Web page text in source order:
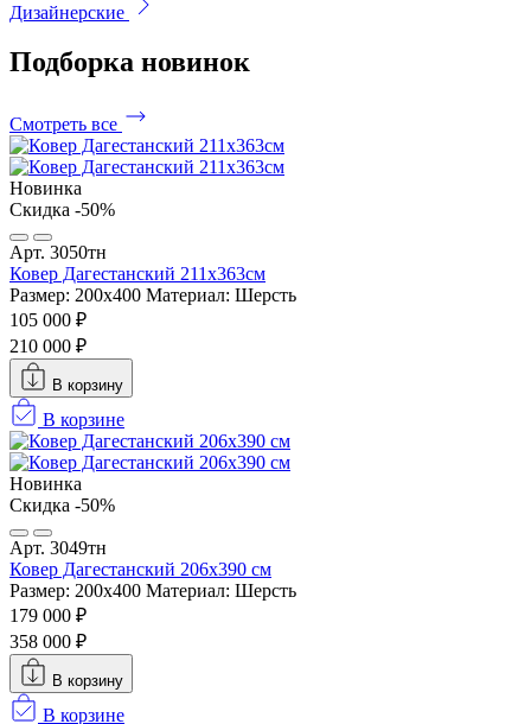
Дизайнерские
Подборка новинок
Смотреть все
Новинка
Скидка -50%
Арт. 3050тн
Ковер Дагестанский 211x363см
Размер: 200х400 Материал: Шерсть
105 000 ₽
210 000 ₽
В корзину
В корзине
Новинка
Скидка -50%
Арт. 3049тн
Ковер Дагестанский 206x390 см
Размер: 200х400 Материал: Шерсть
179 000 ₽
358 000 ₽
В корзину
В корзине